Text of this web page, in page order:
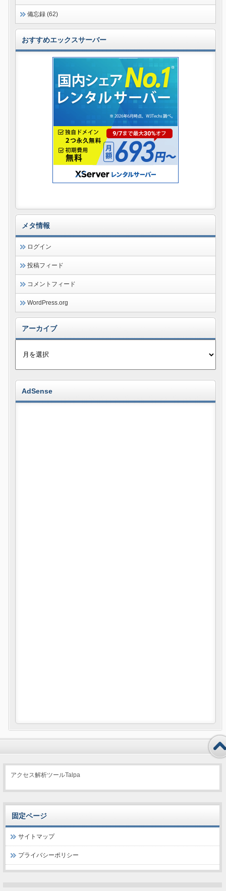
備忘録 (62)
おすすめエックスサーバー
メタ情報
ログイン
投稿フィード
コメントフィード
WordPress.org
アーカイブ
AdSense
アクセス解析ツールTalpa
固定ページ
サイトマップ
プライバシーポリシー